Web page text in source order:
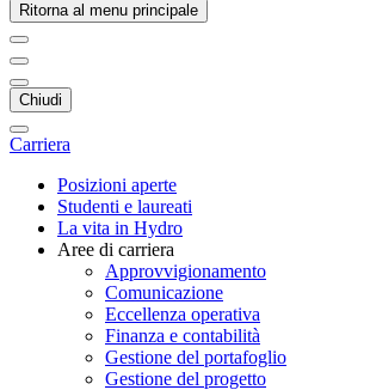
Ritorna al menu principale
Chiudi
Carriera
Posizioni aperte
Studenti e laureati
La vita in Hydro
Aree di carriera
Approvvigionamento
Comunicazione
Eccellenza operativa
Finanza e contabilità
Gestione del portafoglio
Gestione del progetto